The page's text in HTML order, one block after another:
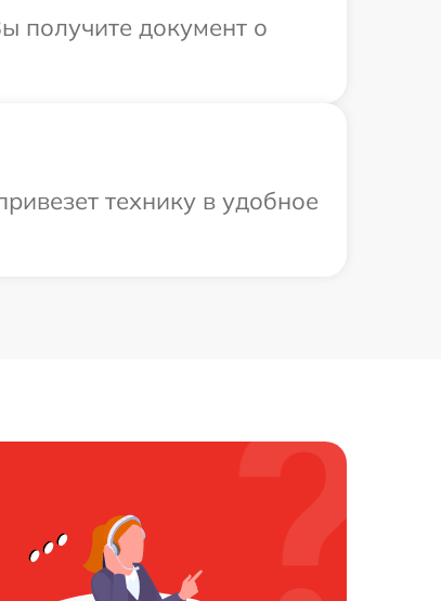
получите документ о
технику в удобное